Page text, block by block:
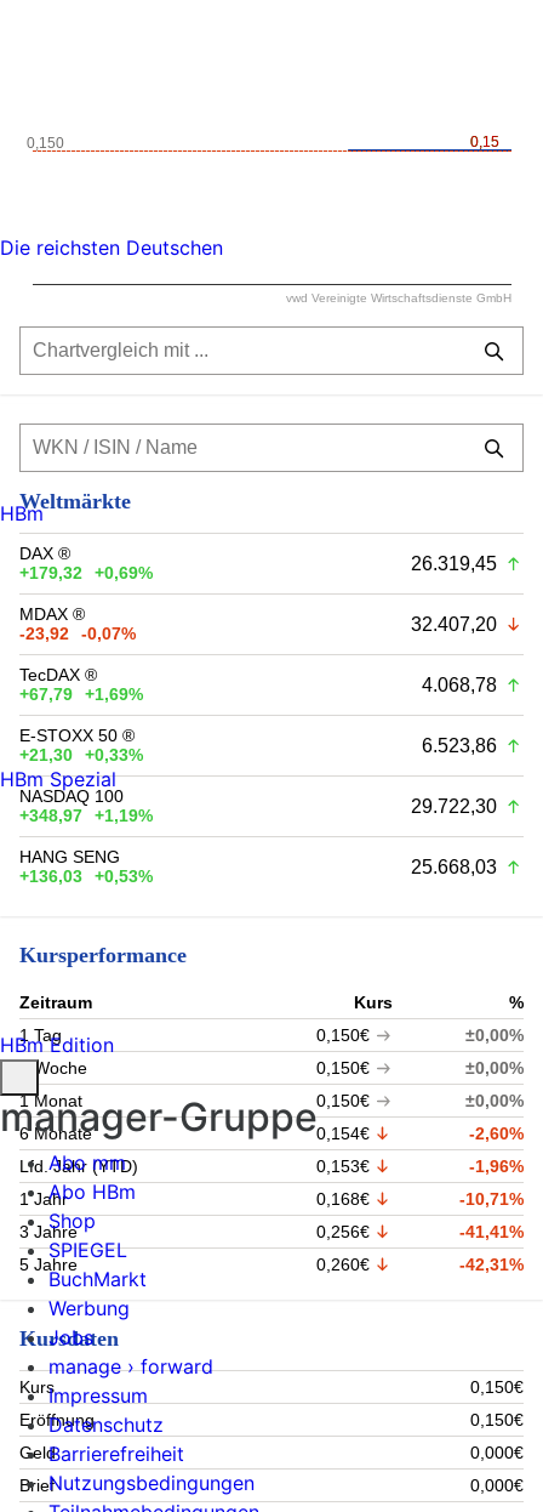
0,15
0,15
0,150
vwd Vereinigte Wirtschaftsdienste GmbH
Weltmärkte
DAX ®
+179,32
+0,69% 26.319,45
MDAX ®
-23,92
-0,07% 32.407,20
TecDAX ®
+67,79
+1,69% 4.068,78
E-STOXX 50 ®
+21,30
+0,33% 6.523,86
NASDAQ 100
+348,97
+1,19% 29.722,30
HANG SENG
+136,03
+0,53% 25.668,03
Kursperformance
Zeitraum Kurs
%
1 Tag
0,150€
±0,00%
1 Woche
0,150€
±0,00%
1 Monat
0,150€
±0,00%
6 Monate
0,154€
-2,60%
Lfd. Jahr (YTD)
0,153€
-1,96%
1 Jahr
0,168€
-10,71%
3 Jahre
0,256€
-41,41%
5 Jahre
0,260€ -42,31%
Kursdaten
Kurs
0,150€
Eröffnung
0,150€
Geld
0,000€
Brief
0,000€
Die reichsten Deutschen
HBm
HBm Spezial
HBm Edition
manager-Gruppe
Abo mm
Abo HBm
Shop
SPIEGEL
BuchMarkt
Werbung
Jobs
manage › forward
Impressum
Datenschutz
Barrierefreiheit
Nutzungsbedingungen